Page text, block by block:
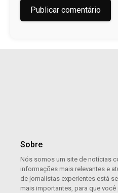
Sobre
Nós somos um site de notícias
informações mais relevantes e
de jornalistas experientes está
mais importantes, para que